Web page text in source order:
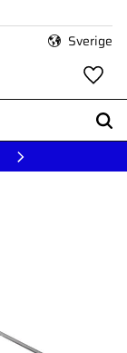
Sverige